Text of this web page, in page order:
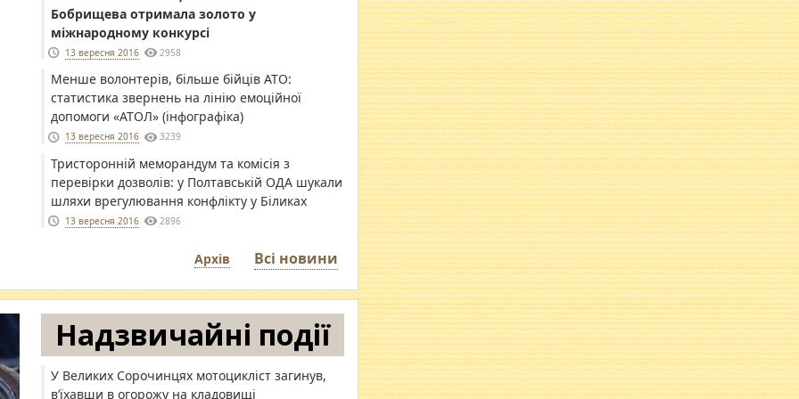
Бобрищева отримала золото у
міжнародному конкурсі
13 вересня 2016 2958
Менше волонтерів, більше бійців АТО:
статистика звернень на лінію емоційної
допомоги «АТОЛ» (інфографіка)
13 вересня 2016 3239
Тристоронній меморандум та комісія з
перевірки дозволів: у Полтавській ОДА шукали
шляхи врегулювання конфлікту у Біликах
13 вересня 2016 2896
Архів Всі новини
Надзвичайні події
У Великих Сорочинцях мотоцикліст загинув,
в’їхавши в огорожу на кладовищі